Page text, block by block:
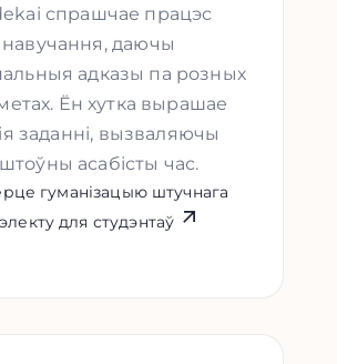
спрашчае працэс
навучання, даючы
адказы па розных
Ён хутка вырашае
заданні, вызваляючы
асабісты час.
гуманізацыю штучнага
для студэнтаў